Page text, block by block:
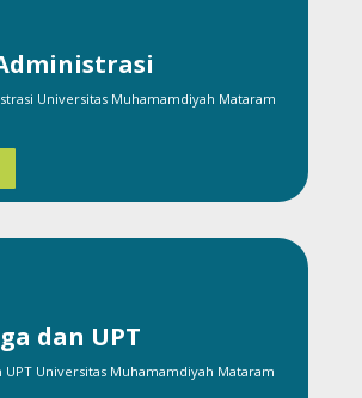
Universitas Muhamamdiyah Mataram
dan UPT
UPT Universitas Muhamamdiyah Mataram